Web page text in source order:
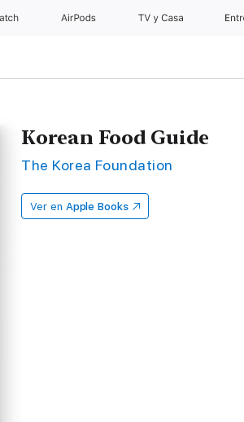
AirPods TV y Casa
Korean Food Guide
The Korea Foundation
Ver en Apple Books